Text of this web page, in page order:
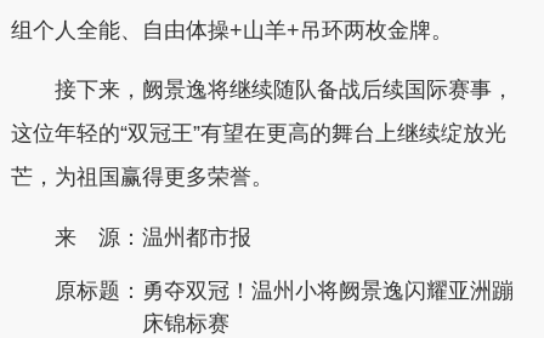
组个人全能、自由体操+山羊+吊环两枚金牌。
接下来，阙景逸将继续随队备战后续国际赛事，
这位年轻的“双冠王”有望在更高的舞台上继续绽放光
芒，为祖国赢得更多荣誉。
来 源：温州都市报
原标题： 勇夺双冠！温州小将阙景逸闪耀亚洲蹦
床锦标赛